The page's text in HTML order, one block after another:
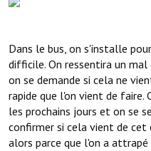
Dans le bus, on s'installe
difficile. On ressentira un
on se demande si cela ne
rapide que l'on vient de
les prochains jours et on se
confirmer si cela vient de
alors parce que l'on a attrapé